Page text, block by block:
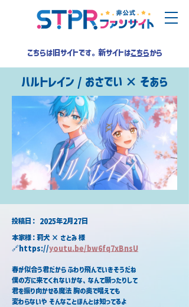
こちらは旧サイトです。新サイトはこちらから
ハルトレイン / おさでい × そあら
2025年2月27日
​投稿日：
本家様：莉犬 × さとみ 様
🔗https://youtu.be/bw6fq7xBnsU
春が似合う君だから ふわり飛んでいきそうだね
僕の方に来てくれないかな、なんて願ったりして
君を振り向かせる魔法 胸の奥で唱えても
変わらないや そんなことほんとは知ってるよ